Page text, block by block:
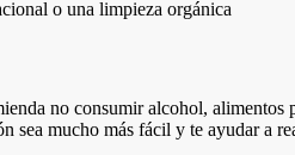
o una limpieza orgánica
no consumir alcohol,
sea mucho más fácil y te ayudar a